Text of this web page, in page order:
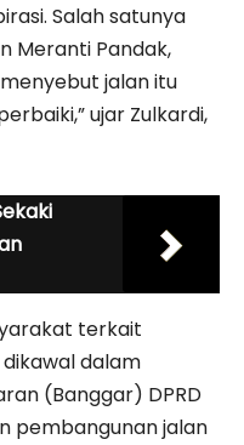
Salah satunya
Meranti Pandak,
jalan itu
ujar Zulkardi,
terkait
dalam
(Banggar) DPRD
pembangunan jalan